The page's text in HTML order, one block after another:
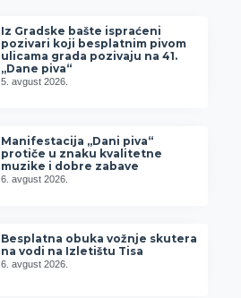
Iz Gradske bašte ispraćeni
pozivari koji besplatnim pivom
ulicama grada pozivaju na 41.
„Dane piva“
5. avgust 2026.
Manifestacija „Dani piva“
protiče u znaku kvalitetne
muzike i dobre zabave
6. avgust 2026.
Besplatna obuka vožnje skutera
na vodi na Izletištu Tisa
6. avgust 2026.